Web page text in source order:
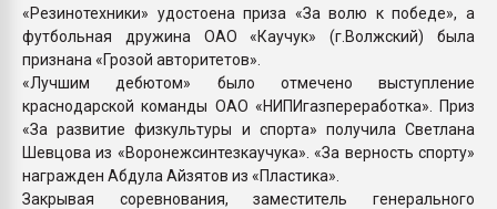
«Резинотехники» удостоена приза «За волю к победе», а
футбольная дружина ОАО «Каучук» (г.Волжский) была
признана «Грозой авторитетов».
«Лучшим дебютом» было отмечено выступление
краснодарской команды ОАО «НИПИгазпереработка». Приз
«За развитие физкультуры и спорта» получила Светлана
Шевцова из «Воронежсинтезкаучука». «За верность спорту»
награжден Абдула Айзятов из «Пластика».
Закрывая соревнования, заместитель генерального